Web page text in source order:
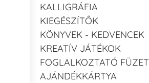
KALLIGRÁFIA
KIEGÉSZÍTŐK
KÖNYVEK - KEDVENCEK
KREATÍV JÁTÉKOK
FOGLALKOZTATÓ FÜZET
AJÁNDÉKKÁRTYA